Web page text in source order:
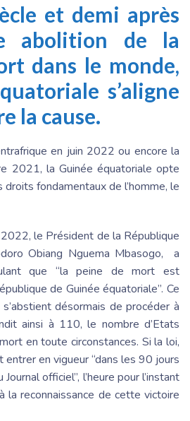
et demi après
abolition de la
dans le monde,
s’aligne
la cause.
en juin 2022 ou encore la
2021, la Guinée équatoriale opte
droits fondamentaux de l’homme, le
le Président de la République
Obiang Nguema Mbasogo, a
que “la peine de mort est
de Guinée équatoriale”. Ce
désormais de procéder à
ainsi à 110, le nombre d’Etats
en toute circonstances. Si la loi,
en vigueur “dans les 90 jours
officiel”, l’heure pour l’instant
la reconnaissance de cette victoire